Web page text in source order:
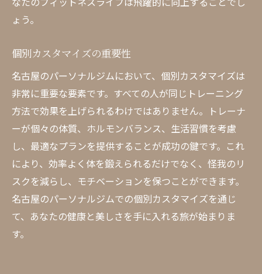
ょう。
個別カスタマイズの重要性
名古屋のパーソナルジムにおいて、個別カスタマイズは
非常に重要な要素です。すべての人が同じトレーニング
方法で効果を上げられるわけではありません。トレーナ
ーが個々の体質、ホルモンバランス、生活習慣を考慮
し、最適なプランを提供することが成功の鍵です。これ
により、効率よく体を鍛えられるだけでなく、怪我のリ
スクを減らし、モチベーションを保つことができます。
名古屋のパーソナルジムでの個別カスタマイズを通じ
て、あなたの健康と美しさを手に入れる旅が始まりま
す。